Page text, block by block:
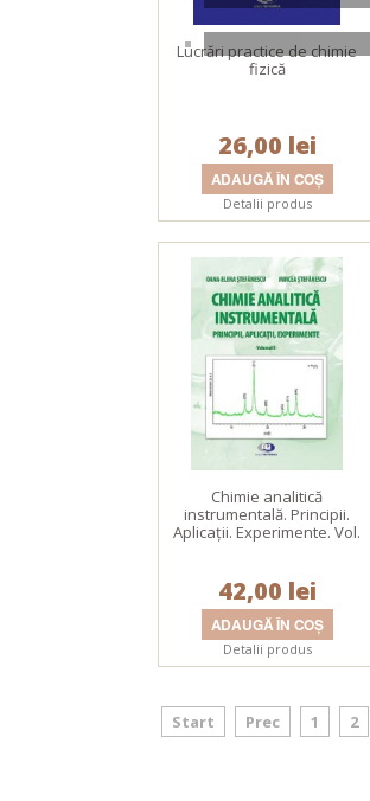
Lucrări practice de chimie
fizică
26,00 lei
Detalii produs
Chimie analitică
instrumentală. Principii.
Aplicaţii. Experimente. Vol.
42,00 lei
Detalii produs
Start Prec 1 2